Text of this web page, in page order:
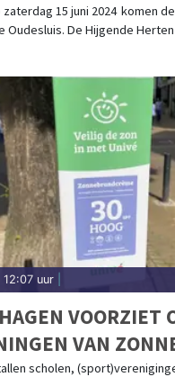
zaterdag 15 juni 2024 komen
Oudesluis. De Hijgende
uur
VOORZIET
VAN
scholen,